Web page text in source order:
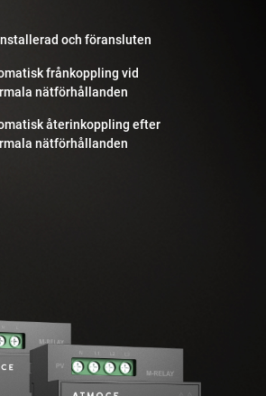
och föransluten
frånkoppling vid
nätförhållanden
återinkoppling efter
nätförhållanden